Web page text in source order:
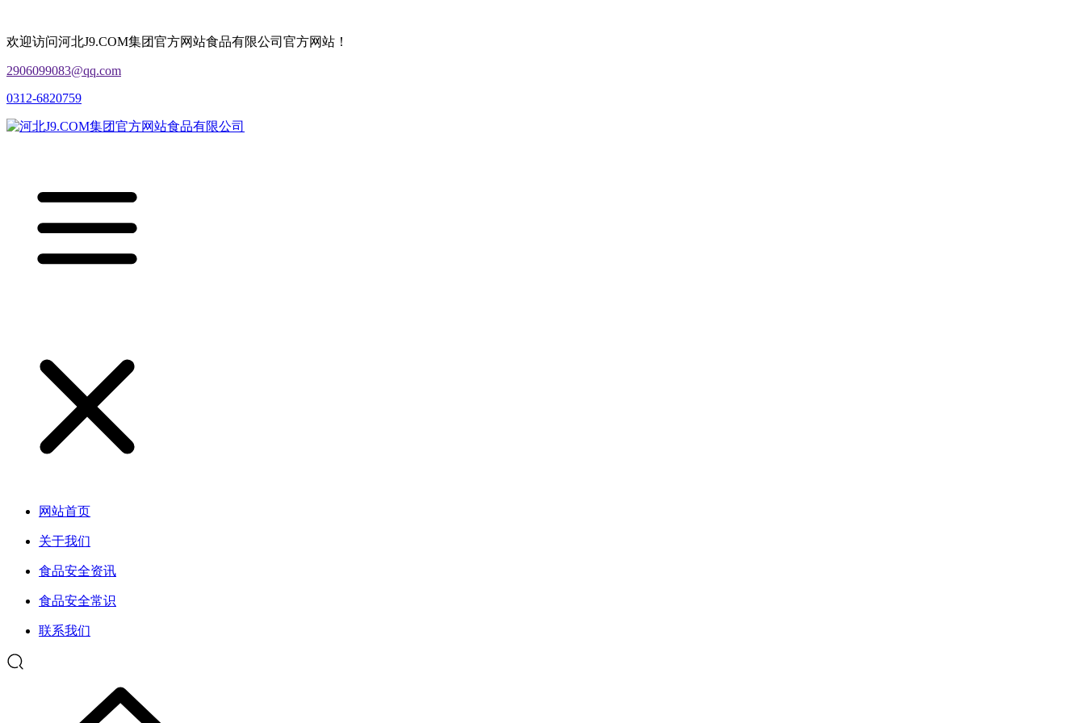
欢迎访问河北J9.COM集团官方网站食品有限公司官方网站！
2906099083@qq.com
0312-6820759
网站首页
关于我们
食品安全资讯
食品安全常识
联系我们